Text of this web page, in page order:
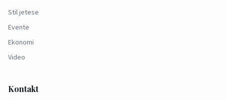
Stil jetese
Evente
Ekonomi
Video
Kontakt